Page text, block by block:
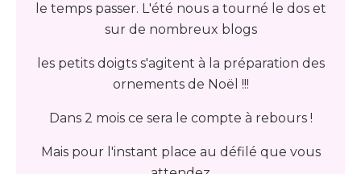
le temps passer. L'été nous a tourné le dos et
sur de nombreux blogs
les petits doigts s'agitent à la préparation des
ornements de Noël !!!
Dans 2 mois ce sera le compte à rebours !
Mais pour l'instant place au défilé que vous